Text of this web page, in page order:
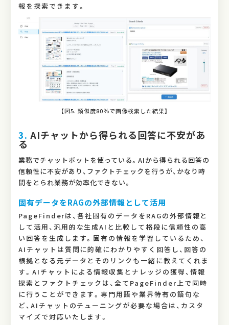
報を探索できます。
【図5. 類似度80％で画像検索した結果】
3. AIチャットから得られる回答に不安があ
る
業務でチャットボットを使っている。AIから得られる回答の
信頼性に不安があり、ファクトチェックを行うが、かなり時
間をとられ業務が効率化できない。
固有データをRAGの外部情報として活用
PageFinderは、各社固有のデータをRAGの外部情報と
して活用、汎用的な生成AIと比較して格段に信頼性の高
い回答を生成します。固有の情報を学習しているため、
AIチャットは質問に的確にわかりやすく回答し、回答の
根拠となる元データとそのリンクも一緒に教えてくれま
す。AIチャットによる情報収集とナレッジの獲得、情報
探索とファクトチェックは、全てPageFinder上で同時
に行うことができます。専門用語や業界特有の語句な
ど、AIチャットのチューニングが必要な場合は、カスタ
マイズで対応いたします。